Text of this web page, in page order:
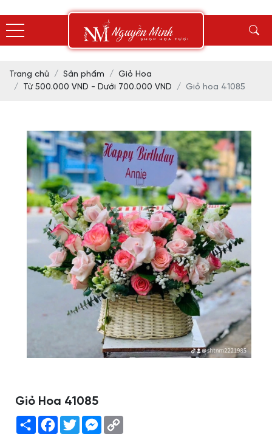
Trang chủ Sản phẩm
Giỏ Hoa
Từ 500.000 VND - Dưới 700.000 VND
Giỏ hoa 41085
Giỏ Hoa 41085
Share Facebook
TwitterMessenger